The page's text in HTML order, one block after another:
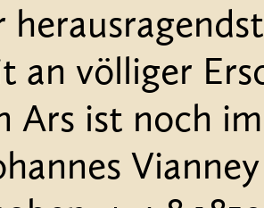
an völliger
Ars ist noch